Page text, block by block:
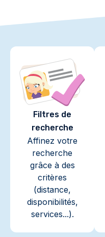
Filtres de
recherche
Affinez votre
recherche
grâce à des
critères
(distance,
disponibilités,
services...).